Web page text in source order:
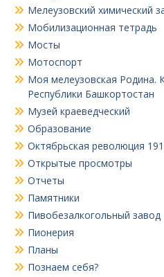
Мелеузовский химический
Мобилизационная тетрадь
Мосты
Мотоспорт
Моя мелеузовская Родина.
Республики Башкортостан
Музей краеведческий
Образование
Октябрьская революция
Открытые просмотры
Отчеты
Памятники
Пивобезалкогольный завод
Пионерия
Планы
Познаем себя?